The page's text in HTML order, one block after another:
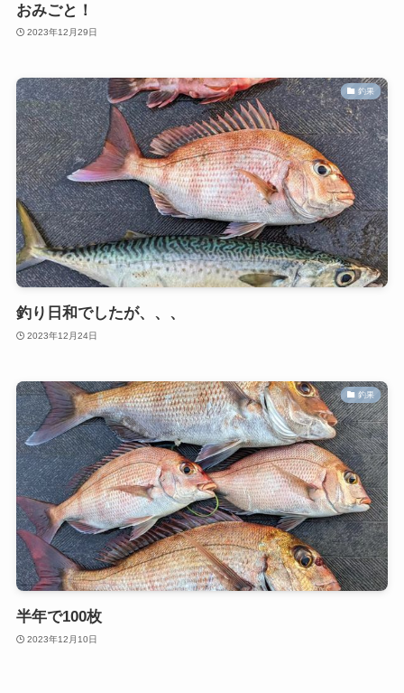
おみごと！
2023年12月29日
釣果
釣り日和でしたが、、、
2023年12月24日
釣果
半年で100枚
2023年12月10日